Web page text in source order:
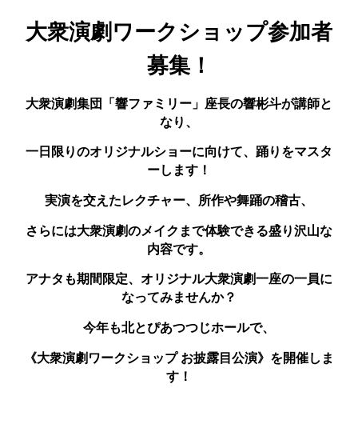
大衆演劇ワークショップ参加者
募集！
大衆演劇集団「響ファミリー」座長の響彬斗が講師と
なり、
一 日 限りのオリジナルショーに向けて、踊りをマスタ
ーします！
実演を交えたレクチャー、所作や舞踊の稽古、
さらには大衆演劇のメイクまで体験できる盛り沢山な
内容です。
アナタも期間限定、オリジナル大衆演劇一座の一員に
なってみませんか？
今年も北とぴあつつじホールで、
《大衆演劇ワークショップ お披露目公演》を開催しま
す！